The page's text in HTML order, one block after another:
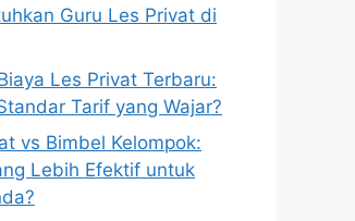
Guru Les Privat di
Les Privat Terbaru:
Tarif yang Wajar?
vs Bimbel Kelompok:
Lebih Efektif untuk